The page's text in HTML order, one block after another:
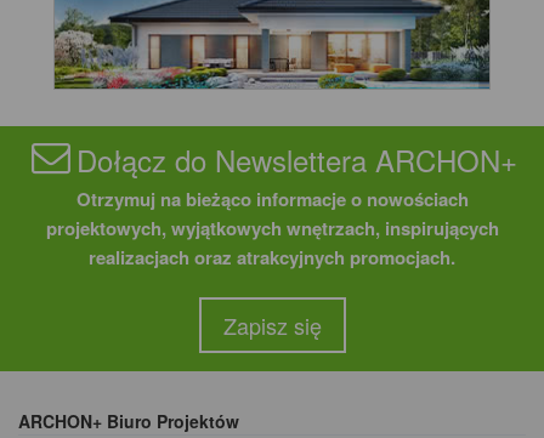
Dołącz do Newslettera ARCHON+
Otrzymuj na bieżąco informacje o nowościach
projektowych, wyjątkowych wnętrzach, inspirujących
realizacjach oraz atrakcyjnych promocjach.
Zapisz się
ARCHON+ Biuro Projektów